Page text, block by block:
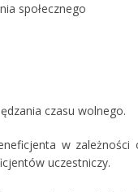
społecznego
czasu wolnego.
w
uczestniczy.